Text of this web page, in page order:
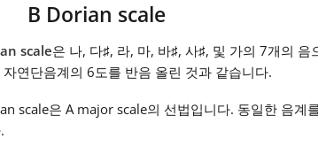
B Dorian scale
scale은 나, 다♯, 라, 마, 바♯, 사♯, 및 가의 7개의 음
자연단음계의 6도를 반음 올린 것과 같습니다.
scale은 A major scale의 선법입니다. 동일한 음계